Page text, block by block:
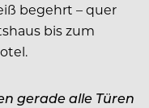
begehrt – quer
bis zum
gerade alle Türen